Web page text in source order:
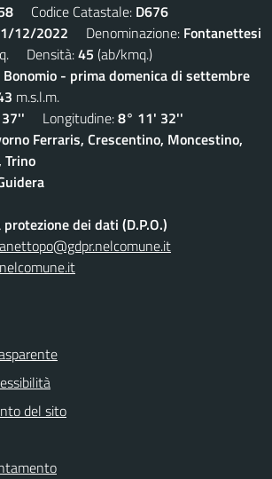
Codice Catastale: D676
12/2022 Denominazione: Fontanettesi
Densità:45 (ab/kmq.)
Bonomio - prima domenica di settembre
m.s.l.m.
Longitudine:8° 11' 32''
Ferraris, Crescentino, Moncestino,
Trino
dei dati (D.P.O.)
del sito